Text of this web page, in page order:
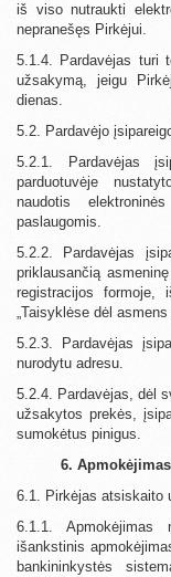
iš viso nutraukti
nepranešęs Pirkėjui.
5.1.4. Pardavėjas turi
užsakymą, jeigu
dienas.
5.2. Pardavėjo
5.2.1. Pardavėjas
parduotuvėje
naudotis
paslaugomis.
5.2.2. Pardavėjas
priklausančią
registracijos formoje,
„Taisyklėse dėl
5.2.3. Pardavėjas
nurodytu adresu.
5.2.4. Pardavėjas, dėl
užsakytos prekės,
sumokėtus pinigus.
6. Apmokėjimas
6.1. Pirkėjas atsiskaito
6.1.1. Apmokėjimas
išankstinis
bankininkystės